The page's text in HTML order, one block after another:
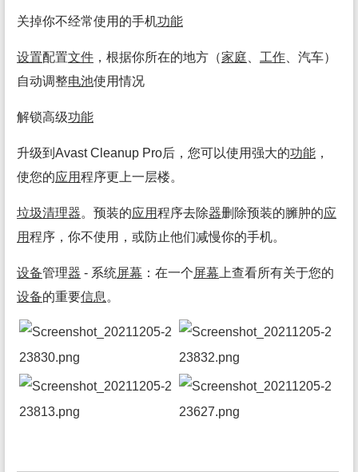
关掉你不经常使用的手机功能
设置配置文件 ，根据你所在的地方（家庭 工作 、汽车）
自动调整电池使用情况
解锁高级功能
升级到Avast Cleanup Pro后，您可以使用强大的功能 ，
使您的应用程序更上一层楼。
垃圾清理器。预装的应用程序去除器删除预装的臃肿的应
用程序，你不使用，或防止他们减慢你的手机。
设备管理器 - 系统屏幕 ：在一个屏幕 上查看所有关于您的
设备的重要信息 。